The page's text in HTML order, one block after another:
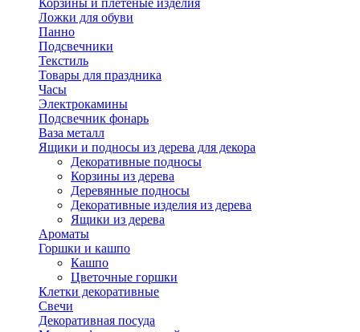
Корзины и плетеные изделия
Ложки для обуви
Панно
Подсвечники
Текстиль
Товары для праздника
Часы
Электрокамины
Подсвечник фонарь
Ваза металл
Ящики и подносы из дерева для декора
Декоративные подносы
Корзины из дерева
Деревянные подносы
Декоративные изделия из дерева
Ящики из дерева
Ароматы
Горшки и кашпо
Кашпо
Цветочные горшки
Клетки декоративные
Свечи
Декоративная посуда